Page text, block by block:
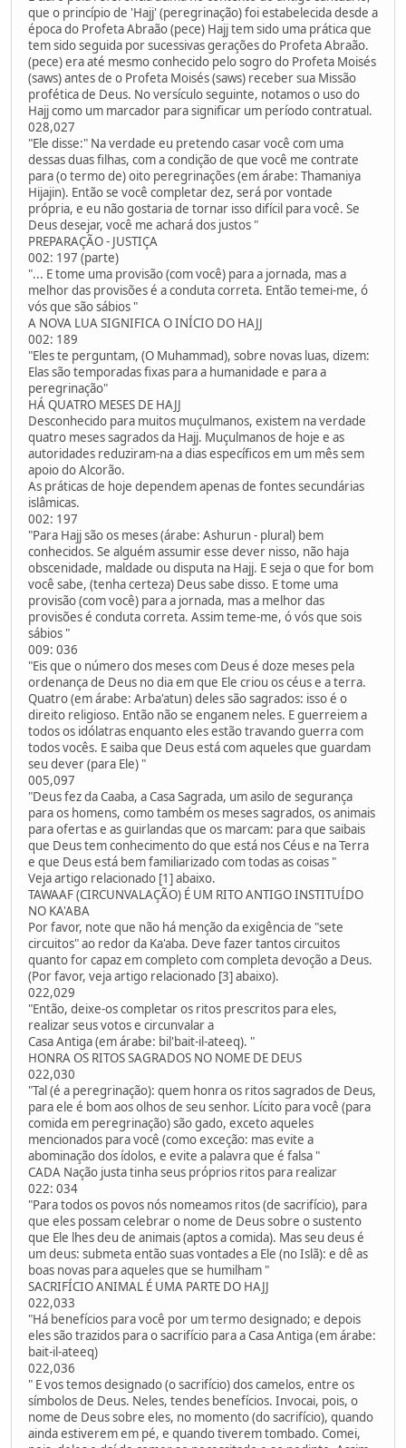
que o princípio de 'Hajj' (peregrinação) foi estabelecida desde a
época do Profeta Abraão (pece) Hajj tem sido uma prática que
tem sido seguida por sucessivas gerações do Profeta Abraão.
(pece) era até mesmo conhecido pelo sogro do Profeta Moisés
(saws) antes de o Profeta Moisés (saws) receber sua Missão
profética de Deus. No versículo seguinte, notamos o uso do
Hajj como um marcador para significar um período contratual.
028,027
"Ele disse:" Na verdade eu pretendo casar você com uma
dessas duas filhas, com a condição de que você me contrate
para (o termo de) oito peregrinações (em árabe: Thamaniya
Hijajin). Então se você completar dez, será por vontade
própria, e eu não gostaria de tornar isso difícil para você. Se
Deus desejar, você me achará dos justos "
PREPARAÇÃO - JUSTIÇA
002: 197 (parte)
"... E tome uma provisão (com você) para a jornada, mas a
melhor das provisões é a conduta correta. Então temei-me, ó
vós que são sábios "
A NOVA LUA SIGNIFICA O INÍCIO DO HAJJ
002: 189
"Eles te perguntam, (O Muhammad), sobre novas luas, dizem:
Elas são temporadas fixas para a humanidade e para a
peregrinação"
HÁ QUATRO MESES DE HAJJ
Desconhecido para muitos muçulmanos, existem na verdade
quatro meses sagrados da Hajj. Muçulmanos de hoje e as
autoridades reduziram-na a dias específicos em um mês sem
apoio do Alcorão.
As práticas de hoje dependem apenas de fontes secundárias
islâmicas.
002: 197
"Para Hajj são os meses (árabe: Ashurun - plural) bem
conhecidos. Se alguém assumir esse dever nisso, não haja
obscenidade, maldade ou disputa na Hajj. E seja o que for bom
você sabe, (tenha certeza) Deus sabe disso. E tome uma
provisão (com você) para a jornada, mas a melhor das
provisões é conduta correta. Assim teme-me, ó vós que sois
sábios "
009: 036
"Eis que o número dos meses com Deus é doze meses pela
ordenança de Deus no dia em que Ele criou os céus e a terra.
Quatro (em árabe: Arba'atun) deles são sagrados: isso é o
direito religioso. Então não se enganem neles. E guerreiem a
todos os idólatras enquanto eles estão travando guerra com
todos vocês. E saiba que Deus está com aqueles que guardam
seu dever (para Ele) "
005,097
"Deus fez da Caaba, a Casa Sagrada, um asilo de segurança
para os homens, como também os meses sagrados, os animais
para ofertas e as guirlandas que os marcam: para que saibais
que Deus tem conhecimento do que está nos Céus e na Terra
e que Deus está bem familiarizado com todas as coisas "
Veja artigo relacionado [1] abaixo.
TAWAAF (CIRCUNVALAÇÃO) É UM RITO ANTIGO INSTITUÍDO
NO KA'ABA
Por favor, note que não há menção da exigência de "sete
circuitos" ao redor da Ka'aba. Deve fazer tantos circuitos
quanto for capaz em completo com completa devoção a Deus.
(Por favor, veja artigo relacionado [3] abaixo).
022,029
"Então, deixe-os completar os ritos prescritos para eles,
realizar seus votos e circunvalar a
Casa Antiga (em árabe: bil'bait-il-ateeq). "
HONRA OS RITOS SAGRADOS NO NOME DE DEUS
022,030
"Tal (é a peregrinação): quem honra os ritos sagrados de Deus,
para ele é bom aos olhos de seu senhor. Lícito para você (para
comida em peregrinação) são gado, exceto aqueles
mencionados para você (como exceção: mas evite a
abominação dos ídolos, e evite a palavra que é falsa "
CADA Nação justa tinha seus próprios ritos para realizar
022: 034
"Para todos os povos nós nomeamos ritos (de sacrifício), para
que eles possam celebrar o nome de Deus sobre o sustento
que Ele lhes deu de animais (aptos a comida). Mas seu deus é
um deus: submeta então suas vontades a Ele (no Islã): e dê as
boas novas para aqueles que se humilham "
SACRIFÍCIO ANIMAL É UMA PARTE DO HAJJ
022,033
"Há benefícios para você por um termo designado; e depois
eles são trazidos para o sacrifício para a Casa Antiga (em árabe:
bait-il-ateeq)
022,036
" E vos temos designado (o sacrifício) dos camelos, entre os
símbolos de Deus. Neles, tendes benefícios. Invocai, pois, o
nome de Deus sobre eles, no momento (do sacrifício), quando
ainda estiverem em pé, e quando tiverem tombado. Comei,